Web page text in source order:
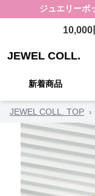
ジュエリーボ
10,000
JEWEL COLL.
新着商品
JEWEL COLL. TOP ›